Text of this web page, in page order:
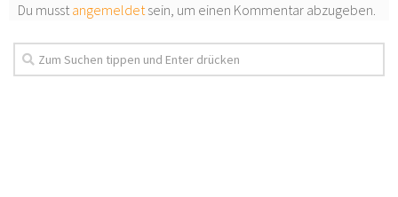
Du musstangemeldetsein, um einen Kommentar abzugeben.